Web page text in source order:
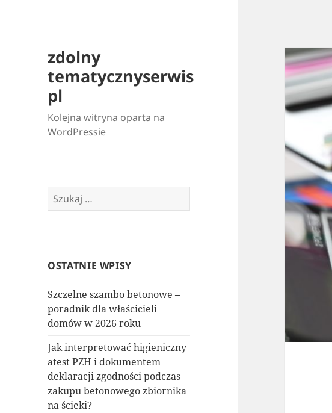
zdolny
tematycznyserwis
pl
Kolejna witryna oparta na
WordPressie
Szukaj:
OSTATNIE WPISY
Szczelne szambo betonowe –
poradnik dla właścicieli
domów w 2026 roku
Jak interpretować higieniczny
atest PZH i dokumentem
deklaracji zgodności podczas
zakupu betonowego zbiornika
na ścieki?